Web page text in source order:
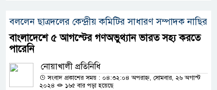
বললেন ছাত্রদলের কেন্দ্রীয় কমিটির সাধারণ সম্পাদক নাছির
বাংলাদেশে ৫ আগস্টের গণঅভুথ্যান ভারত সহ্য করতে
পারেনি
নোয়াখালী প্রতিনিধি
সংবাদ প্রকাশের সময় : ০৪:৩২:০৪ অপরাহ্ন, সোমবার, ২৬ অগাস্ট
২০২৪
১৬৫ বার পড়া হয়েছে